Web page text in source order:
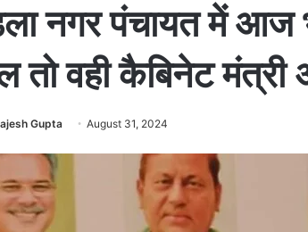
नगर पंचायत में आज
तो वही कैबिनेट
Gupta August 31, 2024